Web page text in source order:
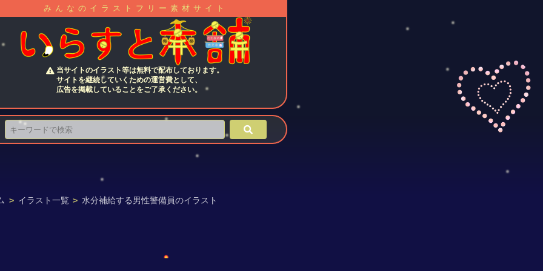
みんなのイラストフリー素材サイト
当サイトのイラスト等は無料で配布しております。
サイトを継続していくための運営費として、
広告を掲載していることをご了承ください。
> イラスト一覧 > 水分補給する男性警備員のイラスト